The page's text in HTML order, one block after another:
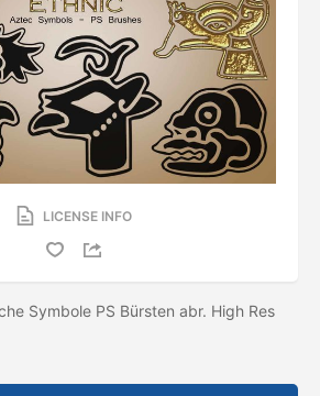
LICENSE INFO
Symbole PS Bürsten abr. High Res